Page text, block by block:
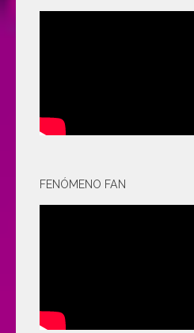
FENÓMENO FAN